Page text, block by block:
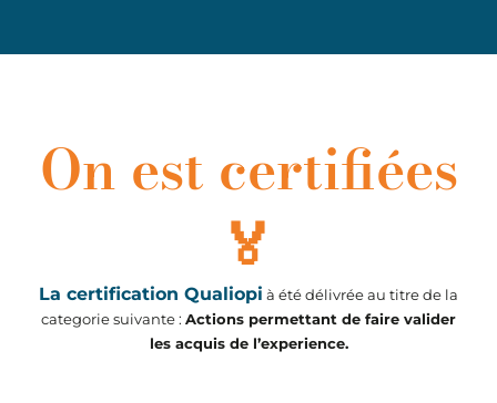
On est certifiées
🏅
La certification Qualiopi à été délivrée au titre de la
categorie suivante : Actions permettant de faire valider
les acquis de l’experience.